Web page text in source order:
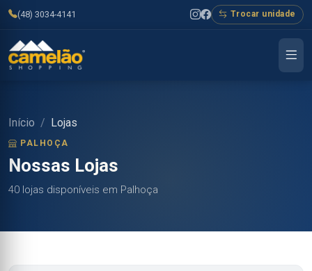
(48) 3034-4141 Trocar unidade
Início Lojas
PALHOÇA
Nossas Lojas
40 lojas disponíveis em Palhoça